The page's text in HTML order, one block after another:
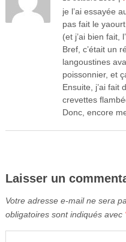
je l’ai essayée
pas fait le
(et j’ai bien fait,
Bref, c’était un
langoustines
poissonnier, et
Ensuite, j’ai fait
crevettes
Donc, encore
Laisser un
Votre adresse e-mail ne sera
obligatoires sont indiqués avec